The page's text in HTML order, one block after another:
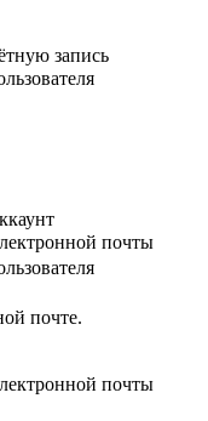
запись
почты
почте.
почты